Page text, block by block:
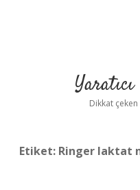
Dikkat
Etiket: Ringer laktat